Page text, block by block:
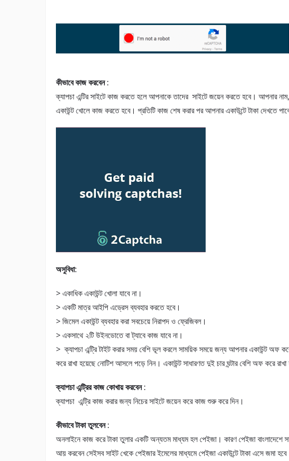
কীভাবে কাজ করবেন :
ক্যাপচা এন্টির সাইটে কাজ করতে হলে আপনাকে তাদের সাইটে জয়েন করতে হবে। আপনার নাম,
একাউন্ট খোলে কাজ করতে হবে। প্রতিটি কাজ শেষ করার পর আপনার একাউন্টে টাকা দেখতে
অসুবিধা:
> একাধিক একাউন্ট খোলা যাবে না।
> একটি মাত্র আইপি এড্রেস ব্যবহার করতে হবে।
> জিমেল একাউন্ট ব্যবহার করা সবচেয়ে নিরাপদ ও ফ্রেজিবল।
> একসাথে ২টি উইনডোতে বা ট্যাবে কাজ যাবে না।
> ক্যাপচা এন্ট্রি টাইট করার সময় বেশি ভূল করলে সাময়িক সময়ে জন্য আপনার একাউন্ট
করে রাখা হয়েছে নোটিশ আসলে পড়ে নিন। একাউন্ট সাধারণত দুই চার ঘন্টার বেশি অফ করে
ক্যাপচা এন্ট্রির কাজ কোখায় করবেন :
ক্যাপচা এন্ট্রি কাজ করার জন্য নিচের সাইটে জয়েন করে কাজ শুরু করে দিন।
কীভাবে টাকা তুলবেন :
অনলাইনে কাজ করে টাকা তুলার একটি অন্যতম মাধ্যম হল পেইজা। কারণ পেইজা বাংলাদেশে
আয় করবেন সেইসব সাইট খেকে পেইজার ইমেলের মাধ্যমে পেইজা একাউন্টে টাকা এসে জমা